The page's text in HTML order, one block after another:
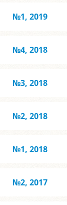
№1, 2019
№4, 2018
№3, 2018
№2, 2018
№1, 2018
№2, 2017